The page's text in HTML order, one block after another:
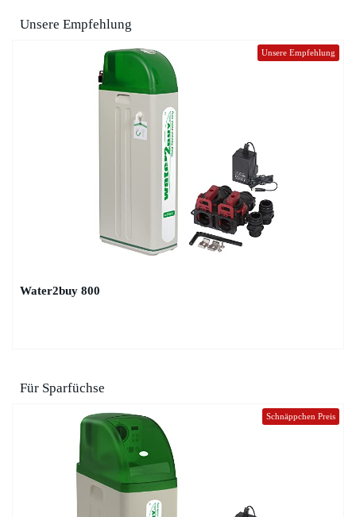
Unsere Empfehlung
Unsere Empfehlung
Water2buy 800
Für Sparfüchse
Schnäppchen Preis